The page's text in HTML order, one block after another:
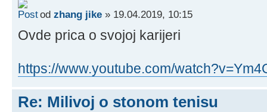
od zhang jike » 19.04.2019, 10:15
Ovde prica o svojoj karijeri
https://www.youtube.com/
Re: Milivoj o stonom tenisu